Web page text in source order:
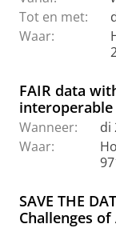
Tot en met:
Waar:
FAIR data
Wanneer:
di
Waar:
SAVE THE
Challenges of